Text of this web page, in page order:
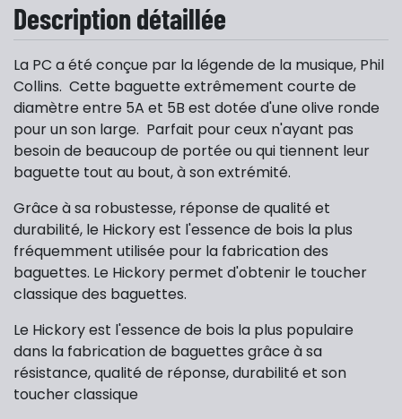
Description détaillée
La PC a été conçue par la légende de la musique, Phil
Collins. Cette baguette extrêmement courte de
diamètre entre 5A et 5B est dotée d'une olive ronde
pour un son large. Parfait pour ceux n'ayant pas
besoin de beaucoup de portée ou qui tiennent leur
baguette tout au bout, à son extrémité.
Grâce à sa robustesse, réponse de qualité et
durabilité, le Hickory est l'essence de bois la plus
fréquemment utilisée pour la fabrication des
baguettes. Le Hickory permet d'obtenir le toucher
classique des baguettes.
Le Hickory est l'essence de bois la plus populaire
dans la fabrication de baguettes grâce à sa
résistance, qualité de réponse, durabilité et son
toucher classique